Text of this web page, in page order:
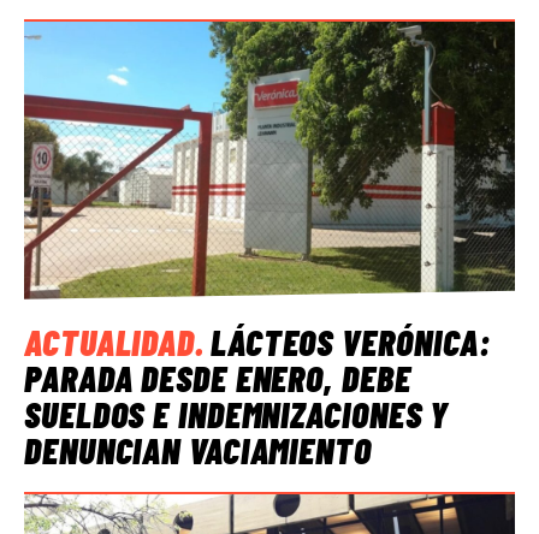
ACTUALIDAD.LÁCTEOS VERÓNICA:
PARADA DESDE ENERO, DEBE
SUELDOS E INDEMNIZACIONES Y
DENUNCIAN VACIAMIENTO